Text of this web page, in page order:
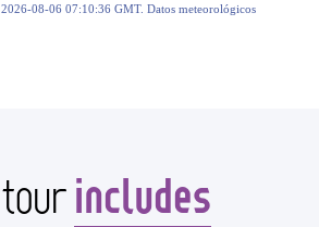
08-06 07:10:36 GMT. Datos meteorológicos
includes